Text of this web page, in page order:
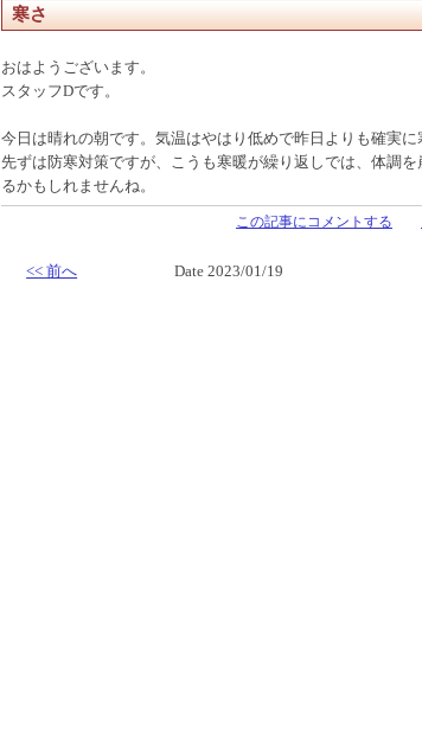
寒さ
おはようございます。
スタッフDです。
今日は晴れの朝です。気温はやはり低めで昨日よりも確実に
先ずは防寒対策ですが、こうも寒暖が繰り返しでは、体調を
るかもしれませんね。
この記事にコメントする
<< 前へ Date 2023/01/19